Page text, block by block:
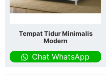
Tempat Tidur Minimalis
Modern
Chat WhatsApp